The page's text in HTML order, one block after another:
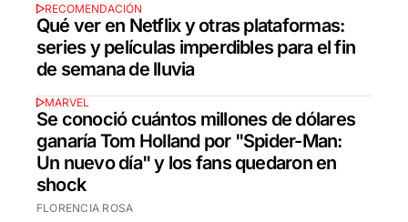
RECOMENDACIÓN
Qué ver en Netflix y otras plataformas:
series y películas imperdibles para el fin
de semana de lluvia
MARVEL
Se conoció cuántos millones de dólares
ganaría Tom Holland por "Spider-Man:
Un nuevo día" y los fans quedaron en
shock
FLORENCIA ROSA